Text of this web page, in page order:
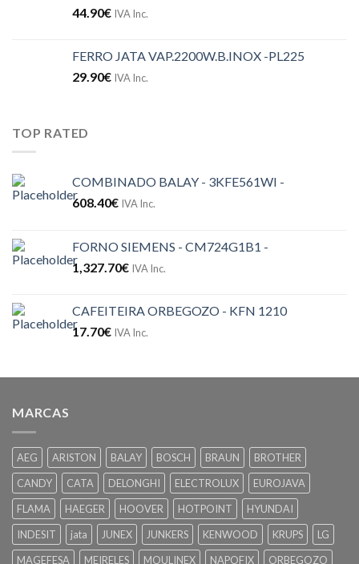
44.90€ IVA Inc.
FERRO JATA VAP.2200W.B.INOX -PL225
29.90€ IVA Inc.
TOP RATED
COMBINADO BALAY - 3KFE561WI -
608.40€ IVA Inc.
FORNO SIEMENS - CM724G1B1 -
1,327.70€ IVA Inc.
CAFEITEIRA ORBEGOZO - KFN 1210
17.70€ IVA Inc.
MARCAS
AEG ARISTON BALAY BOSCH BRAUN
BROTHER
CANDY
CATA DELONGHI ELECTROLUX
EUROJAVA
FLAMA
HAEGER HOOVER HOTPOINT
HYUNDAI
INDESIT
jata JUNEX JUNKERS KENWOOD KRUPS
LG
MAGEFESA
MEIRELES MOULINEX NAPOFIX ORBEGOZO